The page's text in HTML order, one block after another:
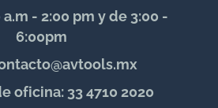
- 2:00 pm y de 3:00 -
6:00pm
oficina: 33 4710 2020